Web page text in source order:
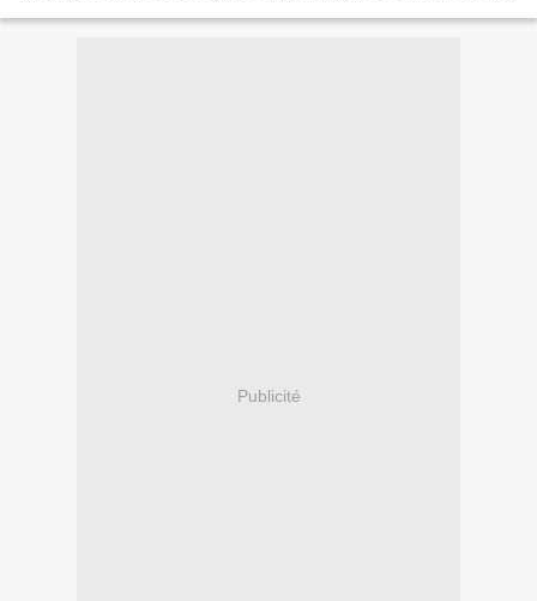
Publicité